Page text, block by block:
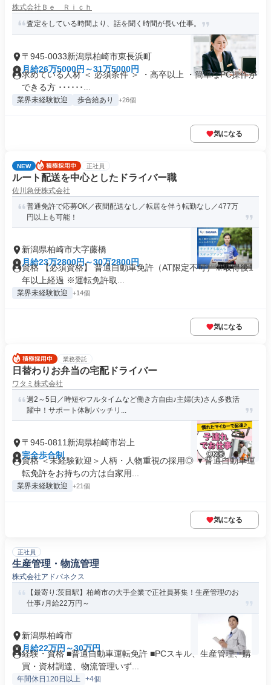
株式会社Ｂｅ Ｒｉｃｈ
査定をしている時間より、話を聞く時間が長い仕事。
〒945-0033新潟県柏崎市東長浜町
月給26万5000円～31万5000円
求めている人材 ＜ 必須条件 ＞ ・高卒以上 ・簡単なPC操作が
できる方 ･･････...
業界未経験歓迎 歩合給あり +26個
気になる
NEW 正社員
ルート配送を中心としたドライバー職
佐川急便株式会社
普通免許で応募OK／夜間配送なし／転居を伴う転勤なし／477万
円以上も可能！
新潟県柏崎市大字藤橋
月給23万2800円～30万2800円
資格 【必須資格】 普通自動車免許（AT限定不可）※取得後1
年以上経過 ※運転免許取...
業界未経験歓迎 +14個
気になる
業務委託
日替わりお弁当の宅配ドライバー
ワタミ株式会社
週2～5日／時短やフルタイムなど働き方自由♪主婦(夫)さん多数活
躍中！サポート体制バッチリ...
〒945-0811新潟県柏崎市岩上
完全歩合制
資格 ＜未経験歓迎＞人柄・人物重視の採用◎ ▼普通自動車運
転免許をお持ちの方は自家用...
業界未経験歓迎 +21個
気になる
正社員
生産管理・物流管理
株式会社アドバネクス
【最寄り:茨目駅】柏崎市の大手企業で正社員募集！生産管理のお
仕事♪月給22万円～
新潟県柏崎市
月給22万円～30万円
経験・資格 ■普通自動車運転免許 ■PCスキル、生産管理、購
買・資材調達、物流管理いず...
年間休日120日以上 +4個